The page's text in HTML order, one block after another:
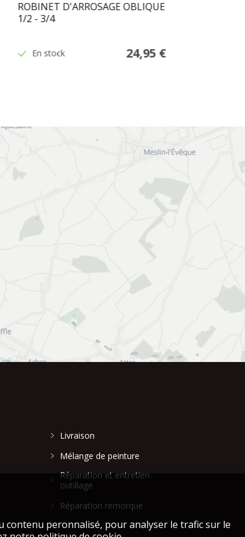
ROBINET D'ARROSAGE OBLIQUE
1/2 - 3/4
En stock 24,95 €
Livraison
Mélange de peinture
Réparation et entretien
outillage
Réparation remorque